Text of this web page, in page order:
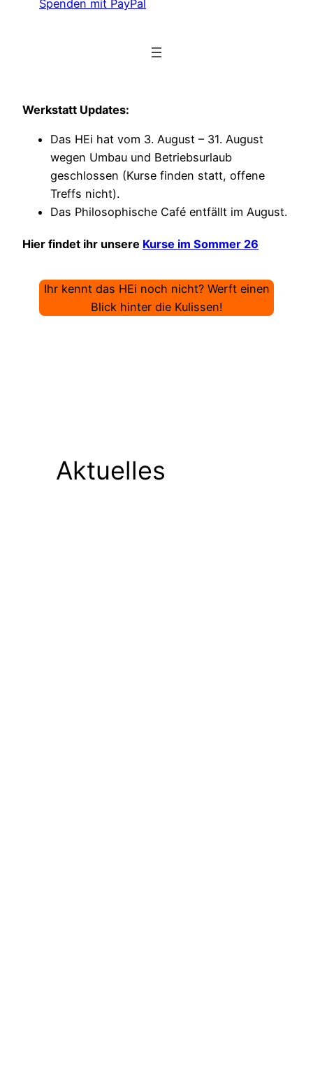
Spenden mit PayPal
Werkstatt Updates:
Das HEi hat vom 3. August – 31. August
wegen Umbau und Betriebsurlaub
geschlossen (Kurse finden statt, offene
Treffs nicht).
Das Philosophische Café entfällt im August.
Hier findet ihr unsere Kurse im Sommer 26
Ihr kennt das HEi noch nicht? Werft einen
Blick hinter die Kulissen!
Aktuelles